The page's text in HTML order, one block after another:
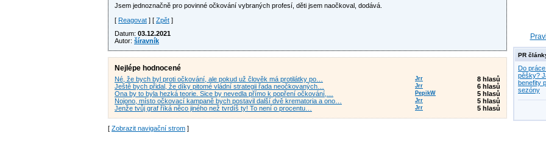
Jsem jednoznačně pro povinné očkování vybraných profesí, děti jsem naočkoval, dodává.
[ Reagovat ] [ Zpět ]
Datum: 03.12.2021
Autor: šíravník
Nejlépe hodnocené
Né, že bych byl proti očkování, ale pokud už člověk má protilátky po… Jrr
8 hlasů
Ještě bych přidal, že díky pitomé vládní strategii řada neočkovaných…
Jrr
6 hlasů
Ona by to byla hezká teorie. Sice by nevedla přímo k popření očkování,…
PepikW
5 hlasů
Nojono, místo očkovací kampaně bych postavil další dvě krematoria a ono…
Jrr
5 hlasů
Jenže tvůj graf říká něco jiného než tvrdíš ty! To není o procentu…
Jrr 5 hlasů
[ Zobrazit navigační strom ]
PR
Do
pěšky?
benefity
sezóny